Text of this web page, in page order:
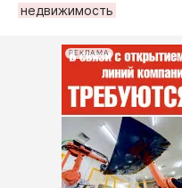
недвижимость
РЕКЛАМА